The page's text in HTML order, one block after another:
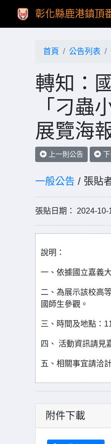
彰化縣鹿港鎮頂
首頁 公告列表
轉知：
「刁蟲
展覽海
上一則公告
一般公告 / 張貼
張貼日期： 2024-
說明：
一、依據國立嘉義
二、為展示該校高
國師生參觀。
三、時間及地點：
四、 活動資訊請見
五、相關事宜請洽
附件下載